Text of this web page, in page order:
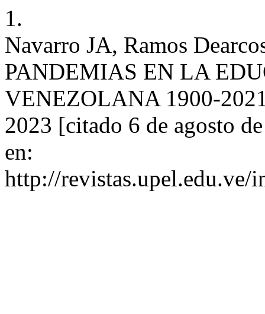
1.
Navarro JA, Ramos
PANDEMIAS EN LA
VENEZOLANA 1900-
2023 [citado 6 de agosto
en:
http://